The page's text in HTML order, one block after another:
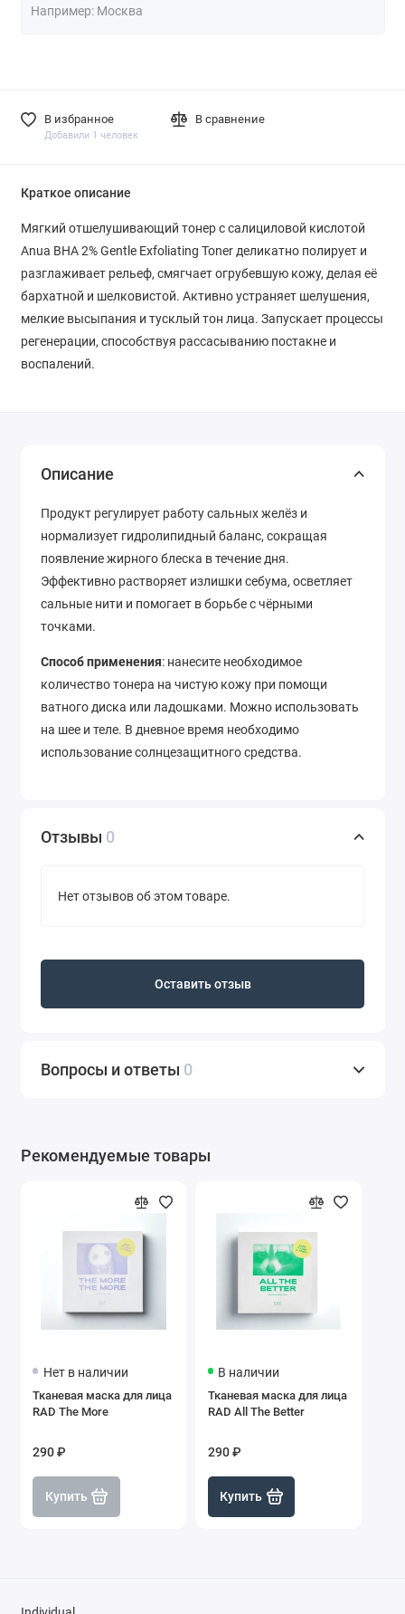
В избранное
Добавили 1 человек
В сравнение
Краткое описание
Мягкий отшелушивающий тонер с салициловой кислотой
Anua BHA 2% Gentle Exfoliating Toner деликатно полирует и
разглаживает рельеф, смягчает огрубевшую кожу, делая её
бархатной и шелковистой. Активно устраняет шелушения,
мелкие высыпания и тусклый тон лица. Запускает процессы
регенерации, способствуя рассасыванию постакне и
воспалений.
Описание
Продукт регулирует работу сальных желёз и
нормализует гидролипидный баланс, сокращая
появление жирного блеска в течение дня.
Эффективно растворяет излишки себума, осветляет
сальные нити и помогает в борьбе с чёрными
точками.
Способ применения: нанесите необходимое
количество тонера на чистую кожу при помощи
ватного диска или ладошками. Можно использовать
на шее и теле. В дневное время необходимо
использование солнцезащитного средства.
Отзывы 0
Нет отзывов об этом товаре.
Оставить отзыв
Вопросы и ответы 0
Рекомендуемые товары
Нет в наличии
Тканевая маска для лица
RAD The More
290 ₽
Купить
В наличии
Тканевая маска для лица
RAD All The Better
290 ₽
Купить